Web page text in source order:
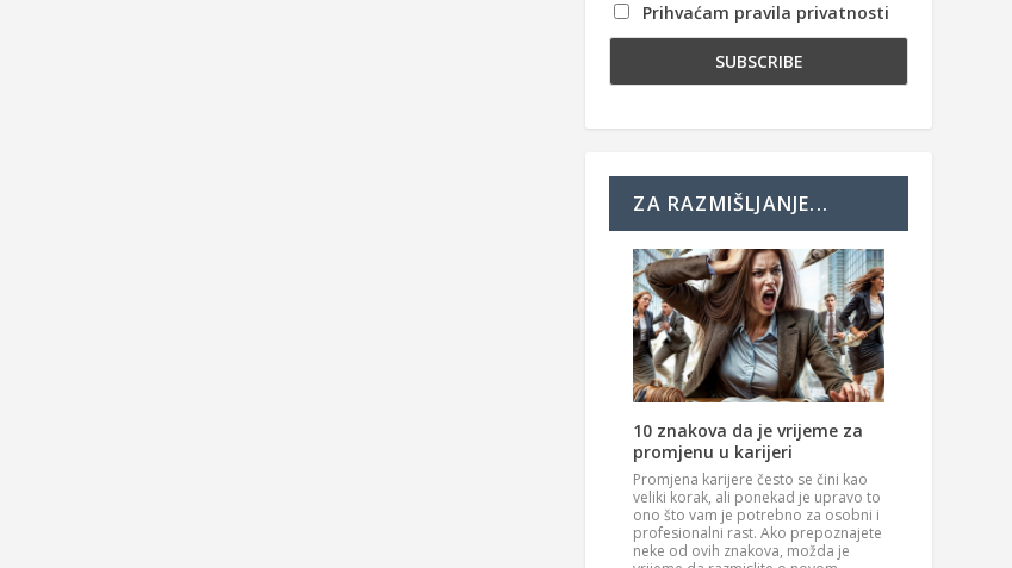
Prihvaćam pravila privatnosti
ZA RAZMIŠLJANJE...
10 znakova da je vrijeme za
promjenu u karijeri
Promjena karijere često se čini kao
veliki korak, ali ponekad je upravo to
ono što vam je potrebno za osobni i
profesionalni rast. Ako prepoznajete
neke od ovih znakova, možda je